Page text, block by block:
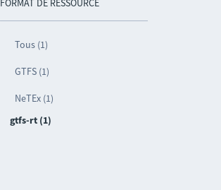
FORMAT DE RESSOURCE
Tous (1)
GTFS (1)
NeTEx (1)
gtfs-rt (1)